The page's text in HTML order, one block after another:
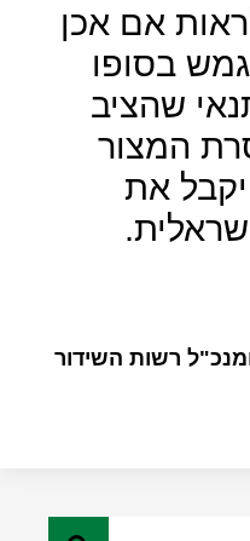
אם אכן
בסופו
שהציב
המצור
את
רשות השידור